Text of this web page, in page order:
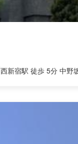
西新宿駅 徒歩 5分 中野